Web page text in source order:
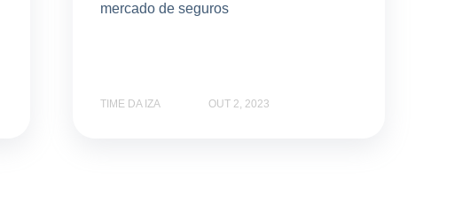
mercado de seguros
TIME DA IZA OUT 2, 2023